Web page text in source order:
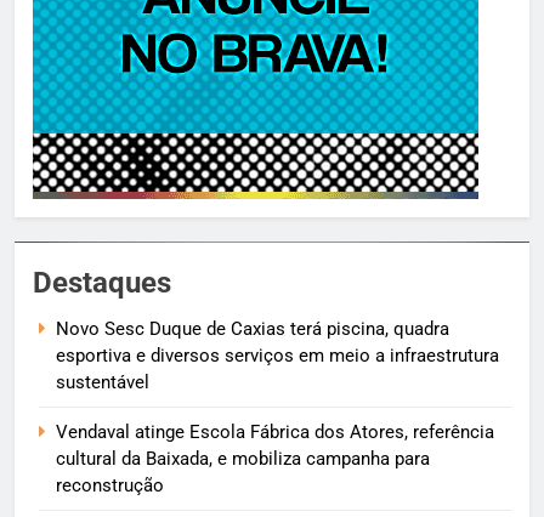
Destaques
Novo Sesc Duque de Caxias terá piscina, quadra
esportiva e diversos serviços em meio a infraestrutura
sustentável
Vendaval atinge Escola Fábrica dos Atores, referência
cultural da Baixada, e mobiliza campanha para
reconstrução